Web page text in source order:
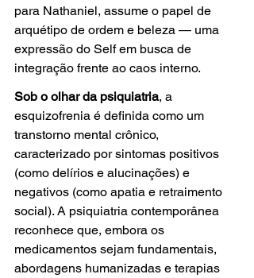
para Nathaniel, assume o papel de
arquétipo de ordem e beleza — uma
expressão do Self em busca de
integração frente ao caos interno.
Sob o olhar da psiquiatria, a
esquizofrenia é definida como um
transtorno mental crônico,
caracterizado por sintomas positivos
(como delírios e alucinações) e
negativos (como apatia e retraimento
social). A psiquiatria contemporânea
reconhece que, embora os
medicamentos sejam fundamentais,
abordagens humanizadas e terapias